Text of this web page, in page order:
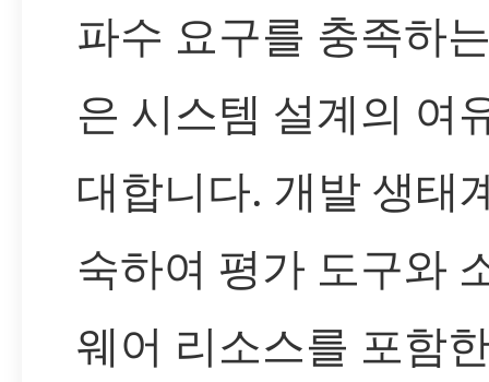
파수 요구를 충족하
은 시스템 설계의 여
대합니다. 개발 생태
숙하여 평가 도구와
웨어 리소스를 포함